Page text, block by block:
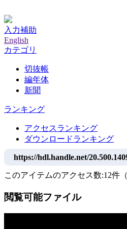
入力補助
English
カテゴリ
切抜帳
編年体
新聞
ランキング
アクセスランキング
ダウンロードランキング
https://hdl.handle.net/
このアイテムのアクセス数:12件 （
閲覧可能ファイル